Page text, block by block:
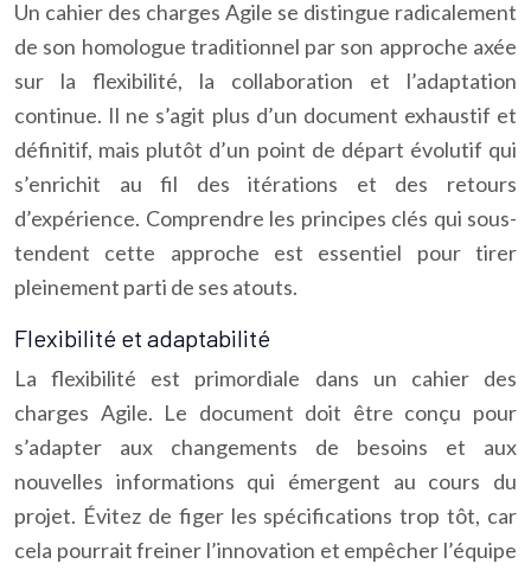
Un cahier des charges Agile se distingue radicalement
de son homologue traditionnel par son approche axée
sur la flexibilité, la collaboration et l’adaptation
continue. Il ne s’agit plus d’un document exhaustif et
définitif, mais plutôt d’un point de départ évolutif qui
s’enrichit au fil des itérations et des retours
d’expérience. Comprendre les principes clés qui sous-
tendent cette approche est essentiel pour tirer
pleinement parti de ses atouts.
Flexibilité et adaptabilité
La flexibilité est primordiale dans un cahier des
charges Agile. Le document doit être conçu pour
s’adapter aux changements de besoins et aux
nouvelles informations qui émergent au cours du
projet. Évitez de figer les spécifications trop tôt, car
cela pourrait freiner l’innovation et empêcher l’équipe